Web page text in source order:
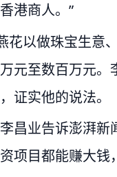
港商人。”
花以做珠宝生意
元至数百万元
证实他的说法。
昌业告诉澎湃
项目都能赚大